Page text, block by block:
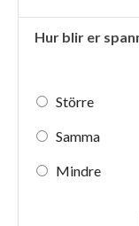
Hur blir er
Större
Samma
Mindre